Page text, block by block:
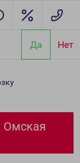
Да Нет
Омская